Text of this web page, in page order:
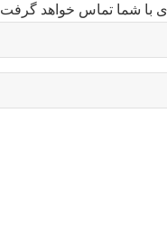
با شما تماس خواهد گرفت